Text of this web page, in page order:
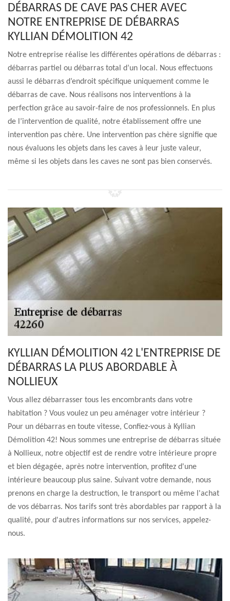
DÉBARRAS DE CAVE PAS CHER AVEC
NOTRE ENTREPRISE DE DÉBARRAS
KYLLIAN DÉMOLITION 42
Notre entreprise réalise les différentes opérations de débarras :
débarras partiel ou débarras total d’un local. Nous effectuons
aussi le débarras d’endroit spécifique uniquement comme le
débarras de cave. Nous réalisons nos interventions à la
perfection grâce au savoir-faire de nos professionnels. En plus
de l’intervention de qualité, notre établissement offre une
intervention pas chère. Une intervention pas chère signifie que
nous évaluons les objets dans les caves à leur juste valeur,
même si les objets dans les caves ne sont pas bien conservés.
KYLLIAN DÉMOLITION 42 L'ENTREPRISE DE
DÉBARRAS LA PLUS ABORDABLE À
NOLLIEUX
Vous allez débarrasser tous les encombrants dans votre
habitation ? Vous voulez un peu aménager votre intérieur ?
Pour un débarras en toute vitesse, Confiez-vous à Kyllian
Démolition 42! Nous sommes une entreprise de débarras située
à Nollieux, notre objectif est de rendre votre intérieure propre
et bien dégagée, après notre intervention, profitez d'une
intérieure beaucoup plus saine. Suivant votre demande, nous
prenons en charge la destruction, le transport ou même l'achat
de vos débarras. Nos tarifs sont très abordables par rapport à la
qualité, pour d'autres informations sur nos services, appelez-
nous.